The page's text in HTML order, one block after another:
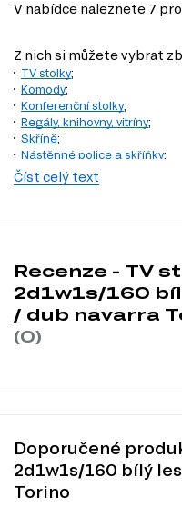
V nabídce naleznete 7
Z nich si můžete vybrat
TV stolky;
Komody;
Konferenční stolky;
Regály, knihovny, vitríny;
Skříně;
Nástěnné police a skříňky;
KULIČKOVÁ
VÝSUVU
Telescopické plně
Číst celý text
Recenze - TV
2d1w1s/160
/ dub navarra
(0)
Doporučené
2d1w1s/160 bílý
Torino